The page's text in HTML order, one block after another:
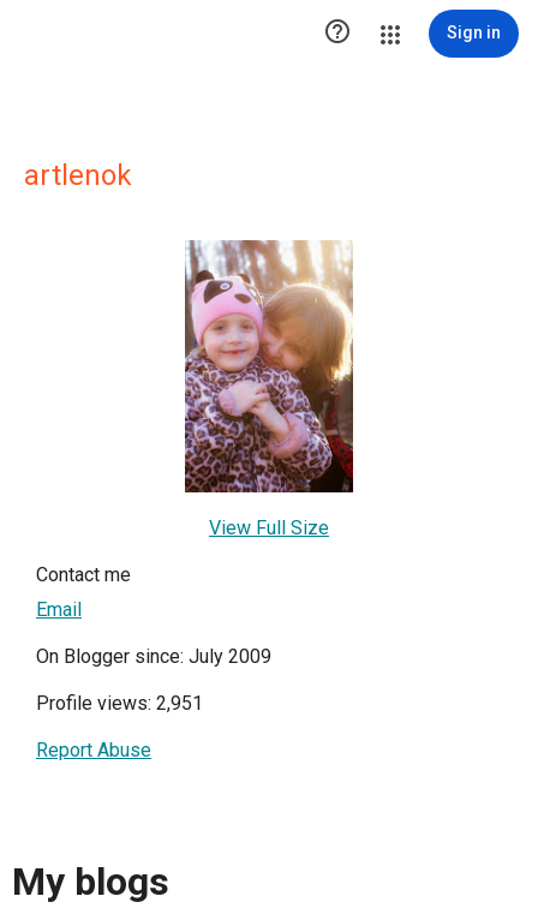
 Sign in
artlenok
View Full Size
Contact me
Email
On Blogger since: July 2009
Profile views: 2,951
Report Abuse
My blogs